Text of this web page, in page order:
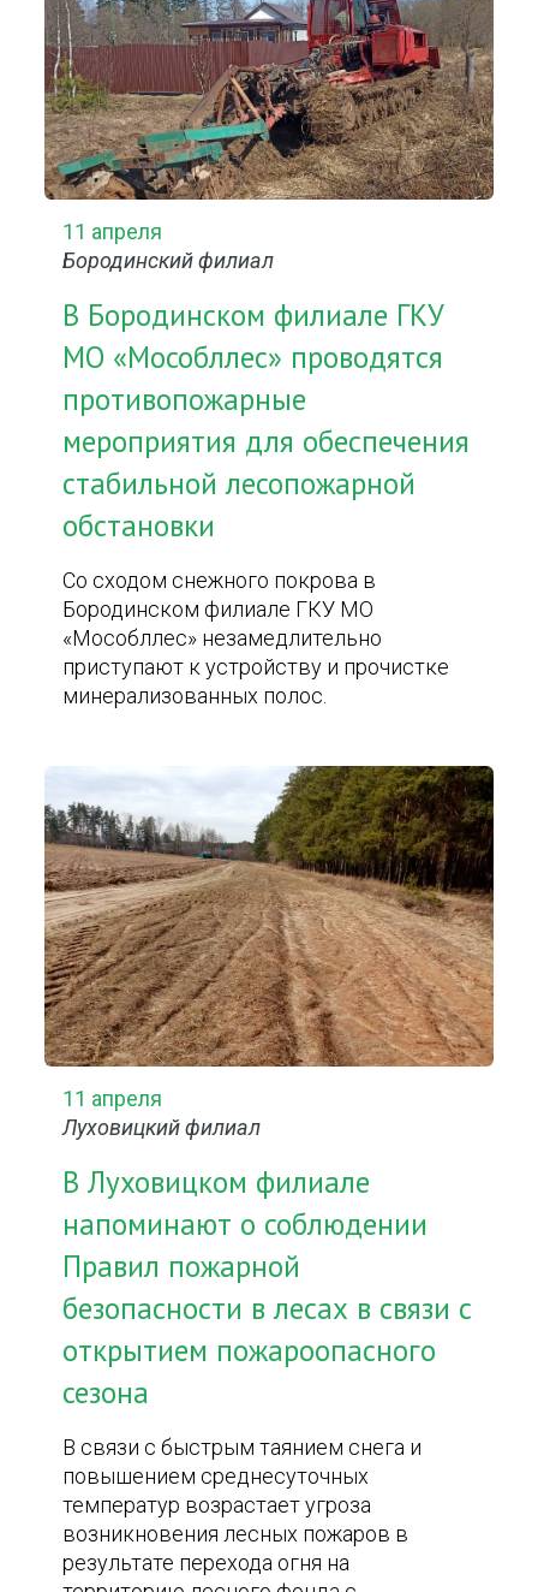
11 апреля
Бородинский филиал
В Бородинском филиале ГКУ
МО «Мособллес» проводятся
противопожарные
мероприятия для обеспечения
стабильной лесопожарной
обстановки
Со сходом снежного покрова в
Бородинском филиале ГКУ МО
«Мособллес» незамедлительно
приступают к устройству и прочистке
минерализованных полос.
11 апреля
Луховицкий филиал
В Луховицком филиале
напоминают о соблюдении
Правил пожарной
безопасности в лесах в связи с
открытием пожароопасного
сезона
В связи с быстрым таянием снега и
повышением среднесуточных
температур возрастает угроза
возникновения лесных пожаров в
результате перехода огня на